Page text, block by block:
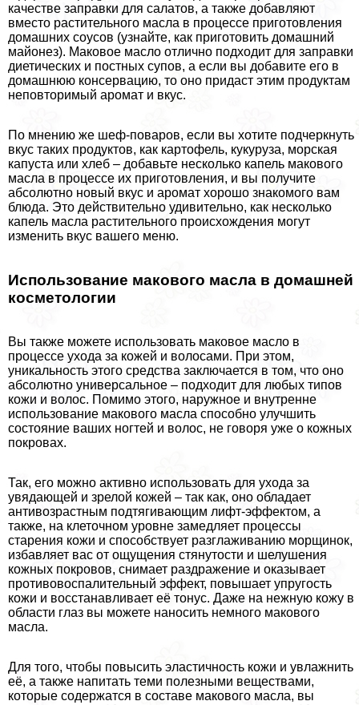
качестве заправки для салатов, а также добавляют
вместо растительного масла в процессе приготовления
домашних соусов (узнайте, как приготовить домашний
майонез). Маковое масло отлично подходит для заправки
диетических и постных супов, а если вы добавите его в
домашнюю консервацию, то оно придаст этим продуктам
неповторимый аромат и вкус.
По мнению же шеф-поваров, если вы хотите подчеркнуть
вкус таких продуктов, как картофель, кукуруза, морская
капуста или хлеб – добавьте несколько капель макового
масла в процессе их приготовления, и вы получите
абсолютно новый вкус и аромат хорошо знакомого вам
блюда. Это действительно удивительно, как несколько
капель масла растительного происхождения могут
изменить вкус вашего меню.
Использование макового масла в домашней
косметологии
Вы также можете использовать маковое масло в
процессе ухода за кожей и волосами. При этом,
уникальность этого средства заключается в том, что оно
абсолютно универсальное – подходит для любых типов
кожи и волос. Помимо этого, наружное и внутренне
использование макового масла способно улучшить
состояние ваших ногтей и волос, не говоря уже о кожных
покровах.
Так, его можно активно использовать для ухода за
увядающей и зрелой кожей – так как, оно обладает
антивозрастным подтягивающим лифт-эффектом, а
также, на клеточном уровне замедляет процессы
старения кожи и способствует разглаживанию морщинок,
избавляет вас от ощущения стянутости и шелушения
кожных покровов, снимает раздражение и оказывает
противовоспалительный эффект, повышает упругость
кожи и восстанавливает её тонус. Даже на нежную кожу в
области глаз вы можете наносить немного макового
масла.
Для того, чтобы повысить эластичность кожи и увлажнить
её, а также напитать теми полезными веществами,
которые содержатся в составе макового масла, вы